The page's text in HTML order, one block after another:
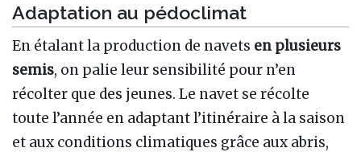
Adaptation au pédoclimat
En étalant la production de navets en plusieurs
semis, on palie leur sensibilité pour n’en
récolter que des jeunes. Le navet se récolte
toute l’année en adaptant l’itinéraire à la saison
et aux conditions climatiques grâce aux abris,